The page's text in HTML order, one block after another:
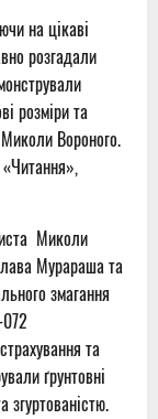
на цікаві
розгадали
розміри та
Вороного.
Миколи
Мурараша та
змагання
та
ґрунтовні
згуртованістю.